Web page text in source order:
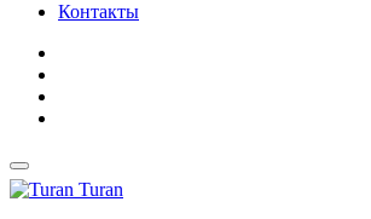
Контакты
Turan